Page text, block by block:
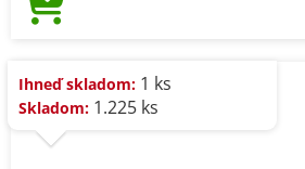
Ihneď skladom: 1 ks
Skladom: 1.225 ks